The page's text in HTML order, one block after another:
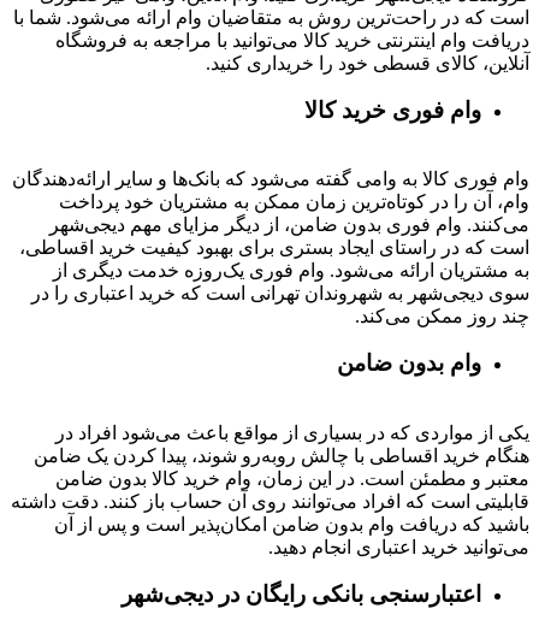
است که در راحت‌ترین روش به متقاضیان وام ارائه می‌شود. شما با
دریافت وام اینترنتی خرید کالا می‌توانید با مراجعه به فروشگاه
آنلاین، کالای قسطی خود را خریداری کنید.
وام فوری خرید کالا
وام فوری کالا به وامی گفته می‌شود که بانک‌ها و سایر ارائه‌دهندگان
وام، آن را در کوتاه‌ترین زمان ممکن به مشتریان خود پرداخت
می‌کنند. وام فوری بدون ضامن، از دیگر مزایای مهم دیجی‌شهر
است که در راستای ایجاد بستری برای بهبود کیفیت خرید اقساطی،
به مشتریان ارائه می‌شود. وام فوری یک‌روزه خدمت دیگری از
سوی دیجی‌شهر به شهروندان تهرانی است که خرید اعتباری را در
چند روز ممکن می‌کند.
وام بدون ضامن
یکی از مواردی که در بسیاری از مواقع باعث می‌شود افراد در
هنگام خرید اقساطی با چالش روبه‌رو شوند، پیدا کردن یک ضامن
معتبر و مطمئن است. در این زمان، وام خرید کالا بدون ضامن
قابلیتی است که افراد می‌توانند روی آن حساب باز کنند. دقت داشته
باشید که دریافت وام بدون ضامن امکان‌پذیر است و پس از آن
می‌توانید خرید اعتباری انجام دهید.
اعتبارسنجی بانکی رایگان در دیجی‌شهر